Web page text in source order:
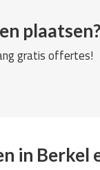
plaatsen?
gratis offertes!
in Berkel